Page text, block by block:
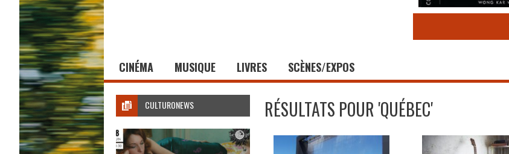
CINÉMA MUSIQUE LIVRES SCÈNES/EXPOS
RÉSULTATS POUR 'QUÉBEC'
CULTURONEWS